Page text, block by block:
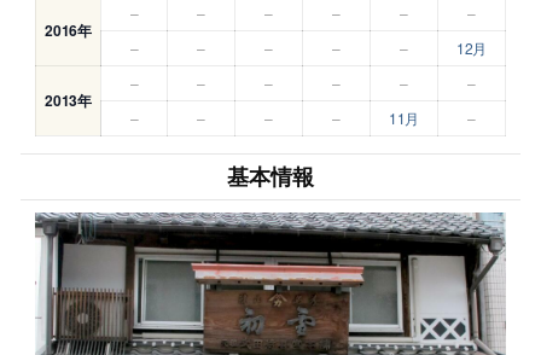
2016年
– – – – –
–
–
– – – – 12月
2013年
– – – – –
–
–
– – – 11月 –
基本情報